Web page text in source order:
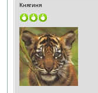
Княгиня